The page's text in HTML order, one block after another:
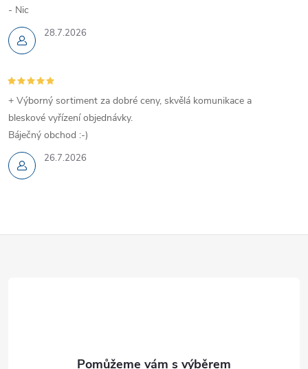
28.7.2026
- Nic
26.7.2026
+ Výborný sortiment za dobré ceny, skvělá komunikace a
bleskové vyřízení objednávky.
Báječný obchod :-)